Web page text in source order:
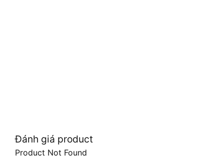
Đánh giá product
Product Not Found